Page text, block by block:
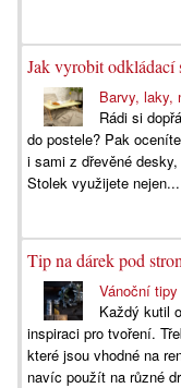
Jak vyrobit odkládací
Barvy, laky,
Rádi si
do postele? Pak
i sami z dřevěné
Stolek využijete nejen...
Tip na dárek pod
Vánoční tipy
Každý kutil
inspiraci pro tvoření.
které jsou vhodné na
navíc použít na různé